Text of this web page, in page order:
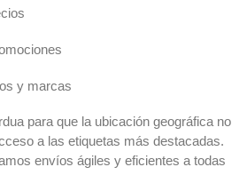
y marcas
para que la ubicación geográfica no
a las etiquetas más destacadas.
envíos ágiles y eficientes a todas